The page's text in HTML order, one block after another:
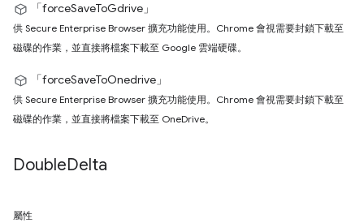
「forceSaveToGdrive」
供 Secure Enterprise Browser 擴充功能使用。Chrome 會視需要封鎖下載至
磁碟的作業，並直接將檔案下載至 Google 雲端硬碟。
「forceSaveToOnedrive」
供 Secure Enterprise Browser 擴充功能使用。Chrome 會視需要封鎖下載至
磁碟的作業，並直接將檔案下載至 OneDrive。
DoubleDelta
屬性